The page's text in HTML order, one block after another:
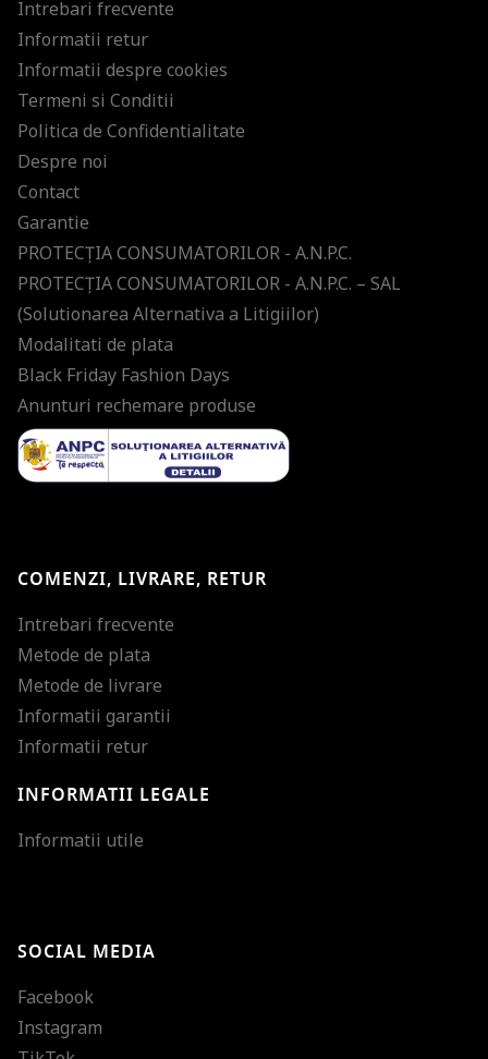
Intrebari frecvente
Informatii retur
Informatii despre cookies
Termeni si Conditii
Politica de Confidentialitate
Despre noi
Contact
Garantie
PROTECŢIA CONSUMATORILOR - A.N.P.C.
PROTECŢIA CONSUMATORILOR - A.N.P.C. – SAL
(Solutionarea Alternativa a Litigiilor)
Modalitati de plata
Black Friday Fashion Days
Anunturi rechemare produse
COMENZI, LIVRARE, RETUR
Intrebari frecvente
Metode de plata
Metode de livrare
Informatii garantii
Informatii retur
INFORMATII LEGALE
Informatii utile
SOCIAL MEDIA
Facebook
Instagram